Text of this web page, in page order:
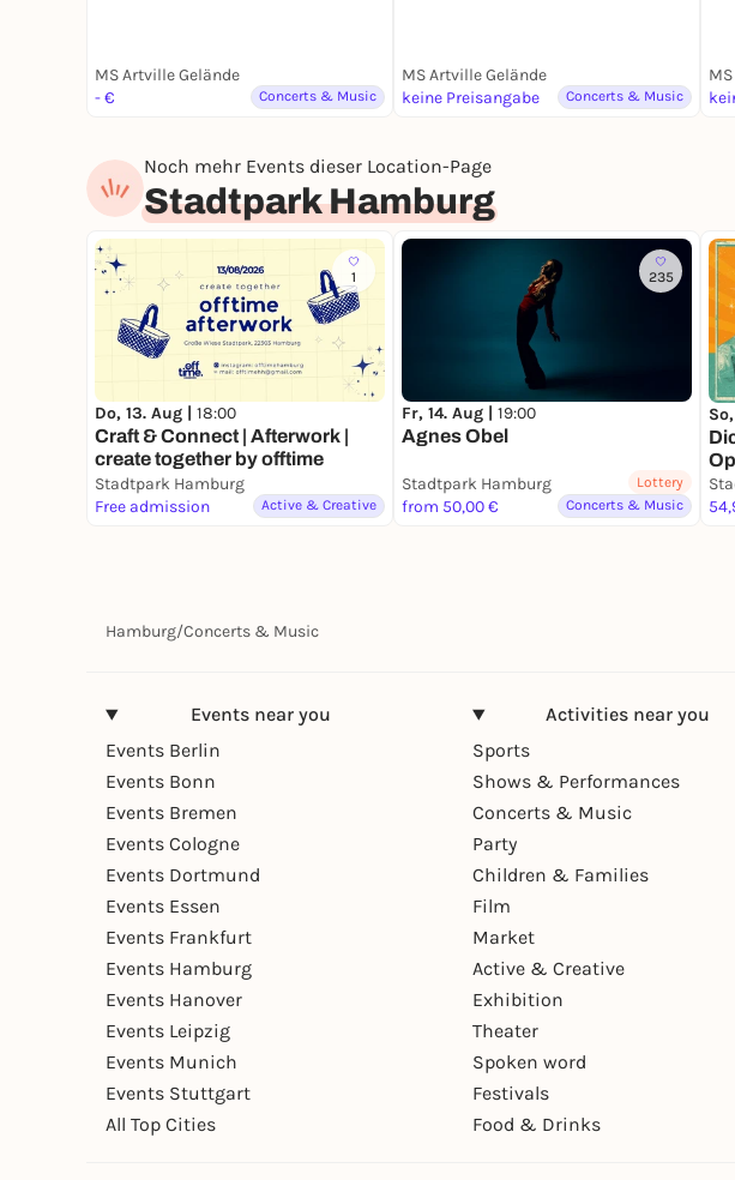
MS Artville Gelände
- €
Concerts & Music
MS Artville Gelände
keine Preisangabe
Concerts & Music
Noch mehr Events dieser Location-Page
Stadtpark Hamburg
1
Do, 13. Aug | 18:00
Craft & Connect | Afterwork |
create together by offtime
Stadtpark Hamburg
Free admission
Active & Creative
235
Fr, 14. Aug | 19:00
Agnes Obel
Stadtpark Hamburg
from 50,00 €
Lottery
Concerts & Music
Hamburg/Concerts & Music
Events near you
Events Berlin
Events Bonn
Events Bremen
Events Cologne
Events Dortmund
Events Essen
Events Frankfurt
Events Hamburg
Events Hanover
Events Leipzig
Events Munich
Events Stuttgart
All Top Cities
Activities near you
Sports
Shows & Performances
Concerts & Music
Party
Children & Families
Film
Market
Active & Creative
Exhibition
Theater
Spoken word
Festivals
Food & Drinks